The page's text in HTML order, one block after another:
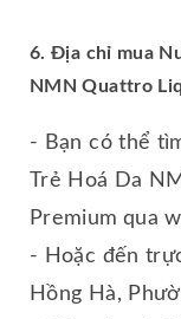
6. Địa chỉ mua
NMN Quattro
- Bạn có thể
Trẻ Hoá Da
Premium qua
- Hoặc đến
Hồng Hà,